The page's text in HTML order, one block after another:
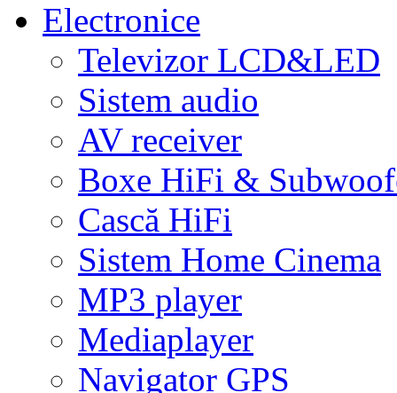
Electronice
Televizor LCD&LED
Sistem audio
AV receiver
Boxe HiFi &
Cască HiFi
Sistem Home Cinema
MP3 player
Mediaplayer
Navigator GPS